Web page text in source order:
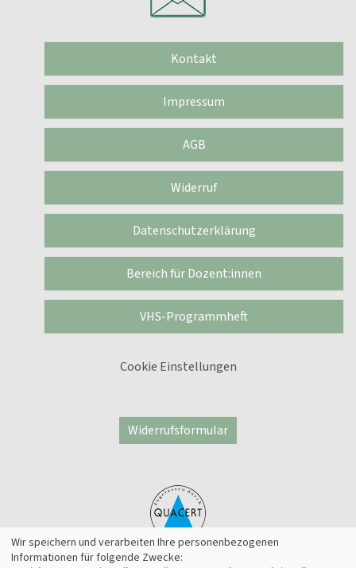
Kontakt
Impressum
AGB
Widerruf
Datenschutzerklärung
Bereich für Dozent:innen
VHS-Programmheft
Cookie Einstellungen
Widerrufsformular
Wir speichern und verarbeiten Ihre personenbezogenen
Informationen für folgende Zwecke: